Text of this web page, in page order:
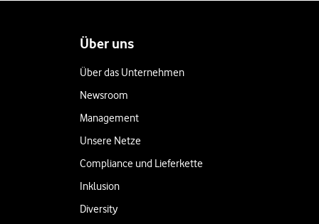
Über uns
Über das Unternehmen
Newsroom
Management
Unsere Netze
Compliance und Lieferkette
Inklusion
Diversity